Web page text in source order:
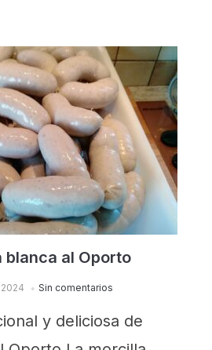
blanca al Oporto
Sin comentarios
y deliciosa de